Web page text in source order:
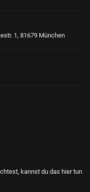
1, 81679 München
kannst du das hier tun